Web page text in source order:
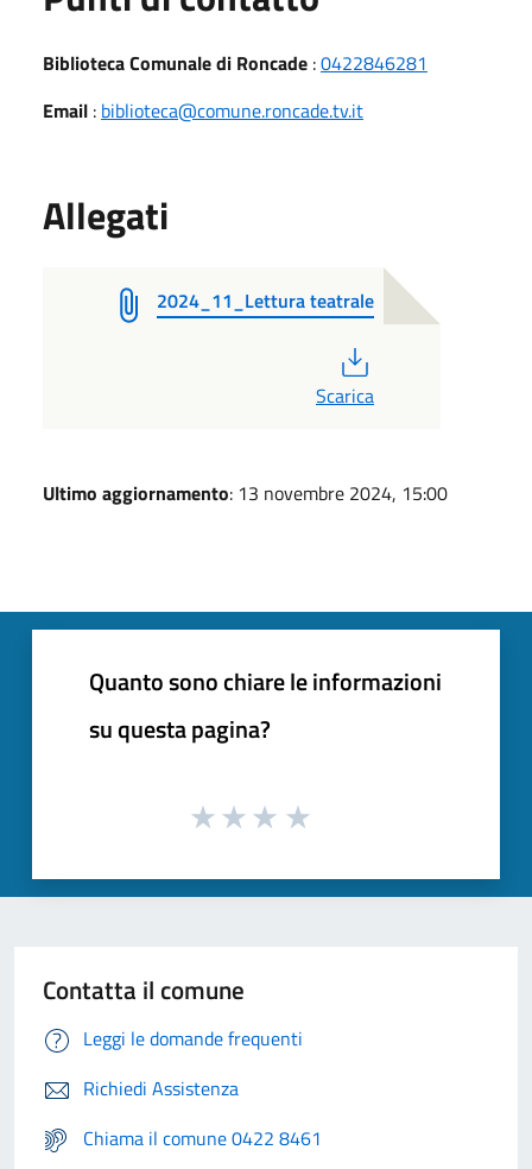
Biblioteca Comunale di Roncade :0422846281
Email : biblioteca@comune.roncade.tv.it
Allegati
2024_11_Lettura teatrale
Scarica
Ultimo aggiornamento: 13 novembre 2024, 15:00
Quanto sono chiare le informazioni
su questa pagina?
Contatta il comune
Leggi le domande frequenti
Richiedi Assistenza
Chiama il comune 0422 8461